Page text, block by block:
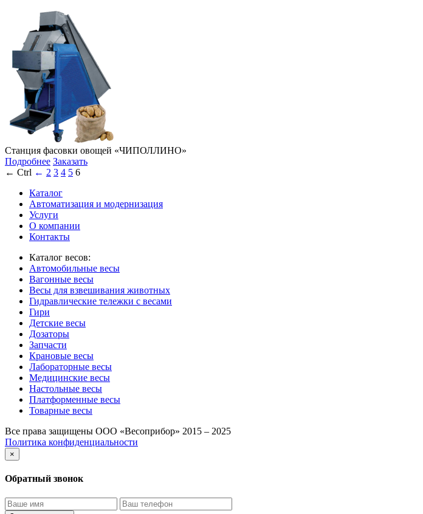
Станция фасовки овощей «ЧИПОЛЛИНО»
Подробнее Заказать
← Ctrl ← 2 3 4 5 6
Каталог
Автоматизация и модернизация
Услуги
О компании
Контакты
Каталог весов:
Автомобильные весы
Вагонные весы
Весы для взвешивания животных
Гидравлические тележки с весами
Гири
Детские весы
Дозаторы
Запчасти
Крановые весы
Лабораторные весы
Медицинские весы
Настольные весы
Платформенные весы
Товарные весы
Все права защищены ООО «Весоприбор» 2015 – 2025
Политика конфиденциальности
×
Обратный звонок